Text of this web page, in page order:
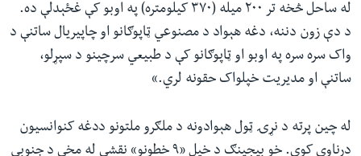
له ساحل څخه تر ۲۰۰ میله (۳۷۰ کیلومتره) په اوبو کې غځېدلې ده.
د دې زون دننه، دغه هېواد د مصنوعي ټاپوګانو او چاپیریال ساتنې د
واک سره سره په اوبو او ټاپوګانو کې د طبیعي سرچینو د سپړلو،
ساتنې او مدیریت خپلواک حقونه لري.»
له چین پرته د نړۍ ټول هېوادونه د ملګرو ملتونو ددغه کنوانسیون
درناوی کوي. خو بیجینګ د خپل «۹ خطونو» نقشې له مخې د جنوبي